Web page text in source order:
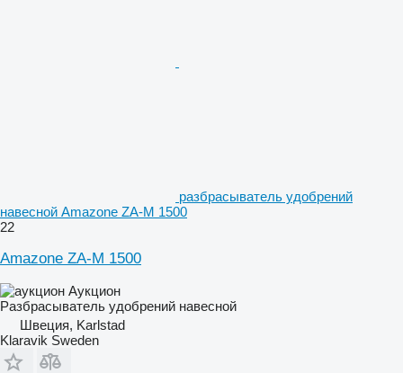
разбрасыватель удобрений
навесной Amazone ZA-M 1500
22
Amazone ZA-M 1500
Аукцион
Разбрасыватель удобрений навесной
Швеция, Karlstad
Klaravik Sweden